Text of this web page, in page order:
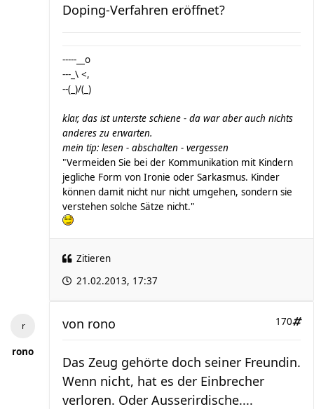
Doping-Verfahren eröffnet?
-----__o
---_\ <,
--(_)/(_)
klar, das ist unterste schiene - da war aber auch nichts
anderes zu erwarten.
mein tip: lesen - abschalten - vergessen
"Vermeiden Sie bei der Kommunikation mit Kindern
jegliche Form von Ironie oder Sarkasmus. Kinder
können damit nicht nur nicht umgehen, sondern sie
verstehen solche Sätze nicht."
Zitieren
21.02.2013, 17:37
rono
170
von rono
Das Zeug gehörte doch seiner Freundin.
Wenn nicht, hat es der Einbrecher
verloren. Oder Ausserirdische....